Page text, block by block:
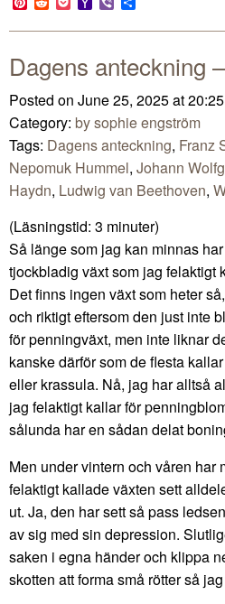
Mail
Dagens anteckning
Posted on June 25, 2025 at
Category: by sophie engström
Tags: Dagens anteckning, Franz
Nepomuk Hummel, Johann
Haydn, Ludwig van Beethoven,
(Läsningstid: 3 minuter)
Så länge som jag kan minnas
tjockbladig växt som jag felaktigt
Det finns ingen växt som heter
och riktigt eftersom den just inte
för penningväxt, men inte liknar
kanske därför som de flesta
eller krassula. Nå, jag har alltså
jag felaktigt kallar för
sålunda har en sådan delat
Men under vintern och våren har
felaktigt kallade växten sett
ut. Ja, den har sett så pass
av sig med sin depression.
saken i egna händer och klippa
skotten att forma små rötter så